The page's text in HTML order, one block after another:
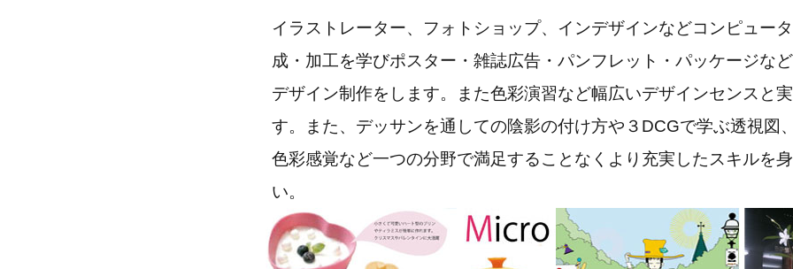
イラストレーター、フォトショップ、インデザインなどコンピュー
成・加工を学びポスター・雑誌広告・パンフレット・パッケージな
デザイン制作をします。また色彩演習など幅広いデザインセンスと
す。また、デッサンを通しての陰影の付け方や３DCGで学ぶ透視図
色彩感覚など一つの分野で満足することなくより充実したスキルを
い。